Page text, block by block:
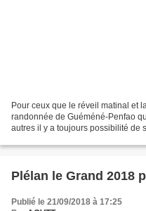
Pour ceux que le réveil matinal et
randonnée de Guéméné-Penfao
autres il y a toujours possibilité de
Plélan le Grand 2018
Publié le 21/09/2018 à 17:25